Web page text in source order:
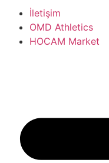
İletişim
OMD Athletics
HOCAM Market